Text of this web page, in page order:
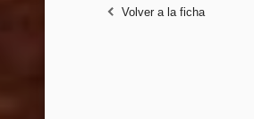
Volver a la ficha